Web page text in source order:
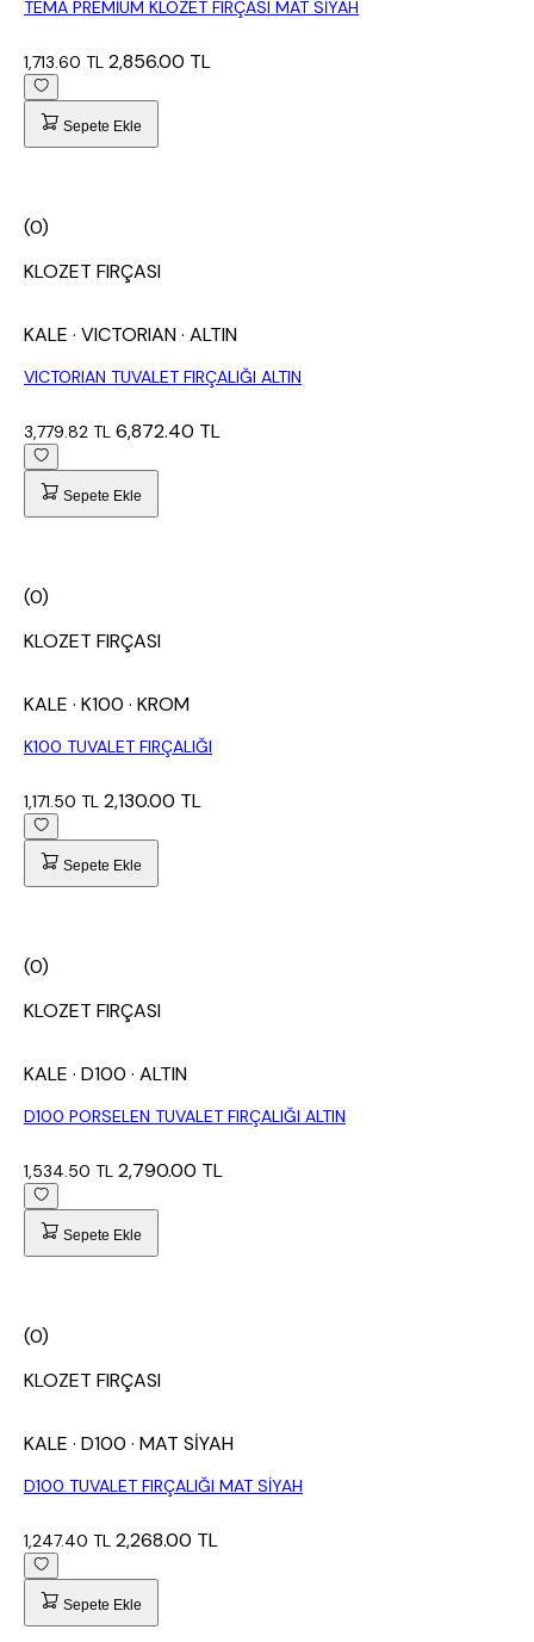
TEMA PREMİUM KLOZET FIRÇASI MAT SİYAH
1,713.60 TL 2,856.00 TL
Sepete Ekle
(0)
KLOZET FIRÇASI
KALE · VICTORIAN· ALTIN
VICTORIAN TUVALET FIRÇALIĞI ALTIN
3,779.82 TL 6,872.40 TL
Sepete Ekle
(0)
KLOZET FIRÇASI
KALE · K100 · KROM
K100 TUVALET FIRÇALIĞI
1,171.50 TL 2,130.00 TL
Sepete Ekle
(0)
KLOZET FIRÇASI
KALE · D100 · ALTIN
D100 PORSELEN TUVALET FIRÇALIĞI ALTIN
1,534.50 TL 2,790.00 TL
Sepete Ekle
(0)
KLOZET FIRÇASI
KALE · D100 · MAT SİYAH
D100 TUVALET FIRÇALIĞI MAT SİYAH
1,247.40 TL 2,268.00 TL
Sepete Ekle